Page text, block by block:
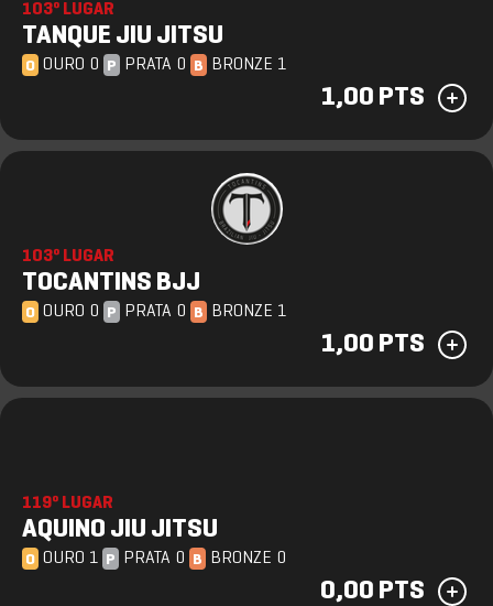
103º LUGAR
TANQUE JIU JITSU
O OURO 0 P PRATA 0 B BRONZE 1
1,00 PTS
103º LUGAR
TOCANTINS BJJ
O OURO 0 P PRATA 0 B BRONZE 1
1,00 PTS
119º LUGAR
AQUINO JIU JITSU
O OURO 1 P PRATA 0 B BRONZE 0
0,00 PTS